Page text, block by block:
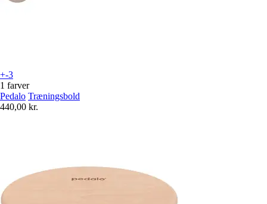
+-3
1 farver
Pedalo Træningsbold
440,00 kr.